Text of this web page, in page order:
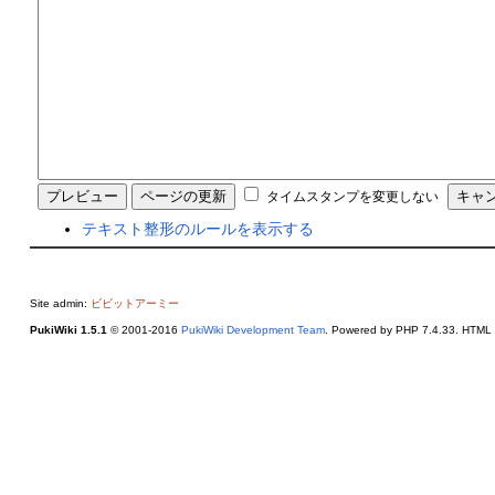
タイムスタンプを変更しない
テキスト整形のルールを表示する
Site admin: ビビットアーミー
PukiWiki 1.5.1 © 2001-2016 PukiWiki Development Team. Powered by PHP 7.4.33. HTML